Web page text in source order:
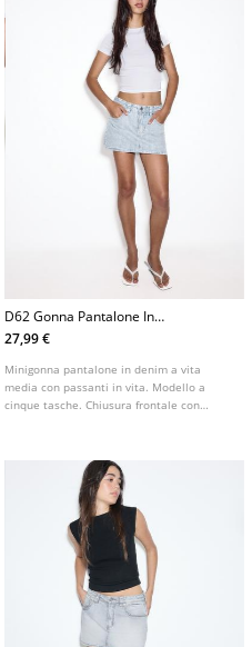
D62 Gonna Pantalone In
Denim L01283422
27,99 €
Minigonna pantalone in denim a vita
media con passanti in vita. Modello a
cinque tasche. Chiusura frontale con